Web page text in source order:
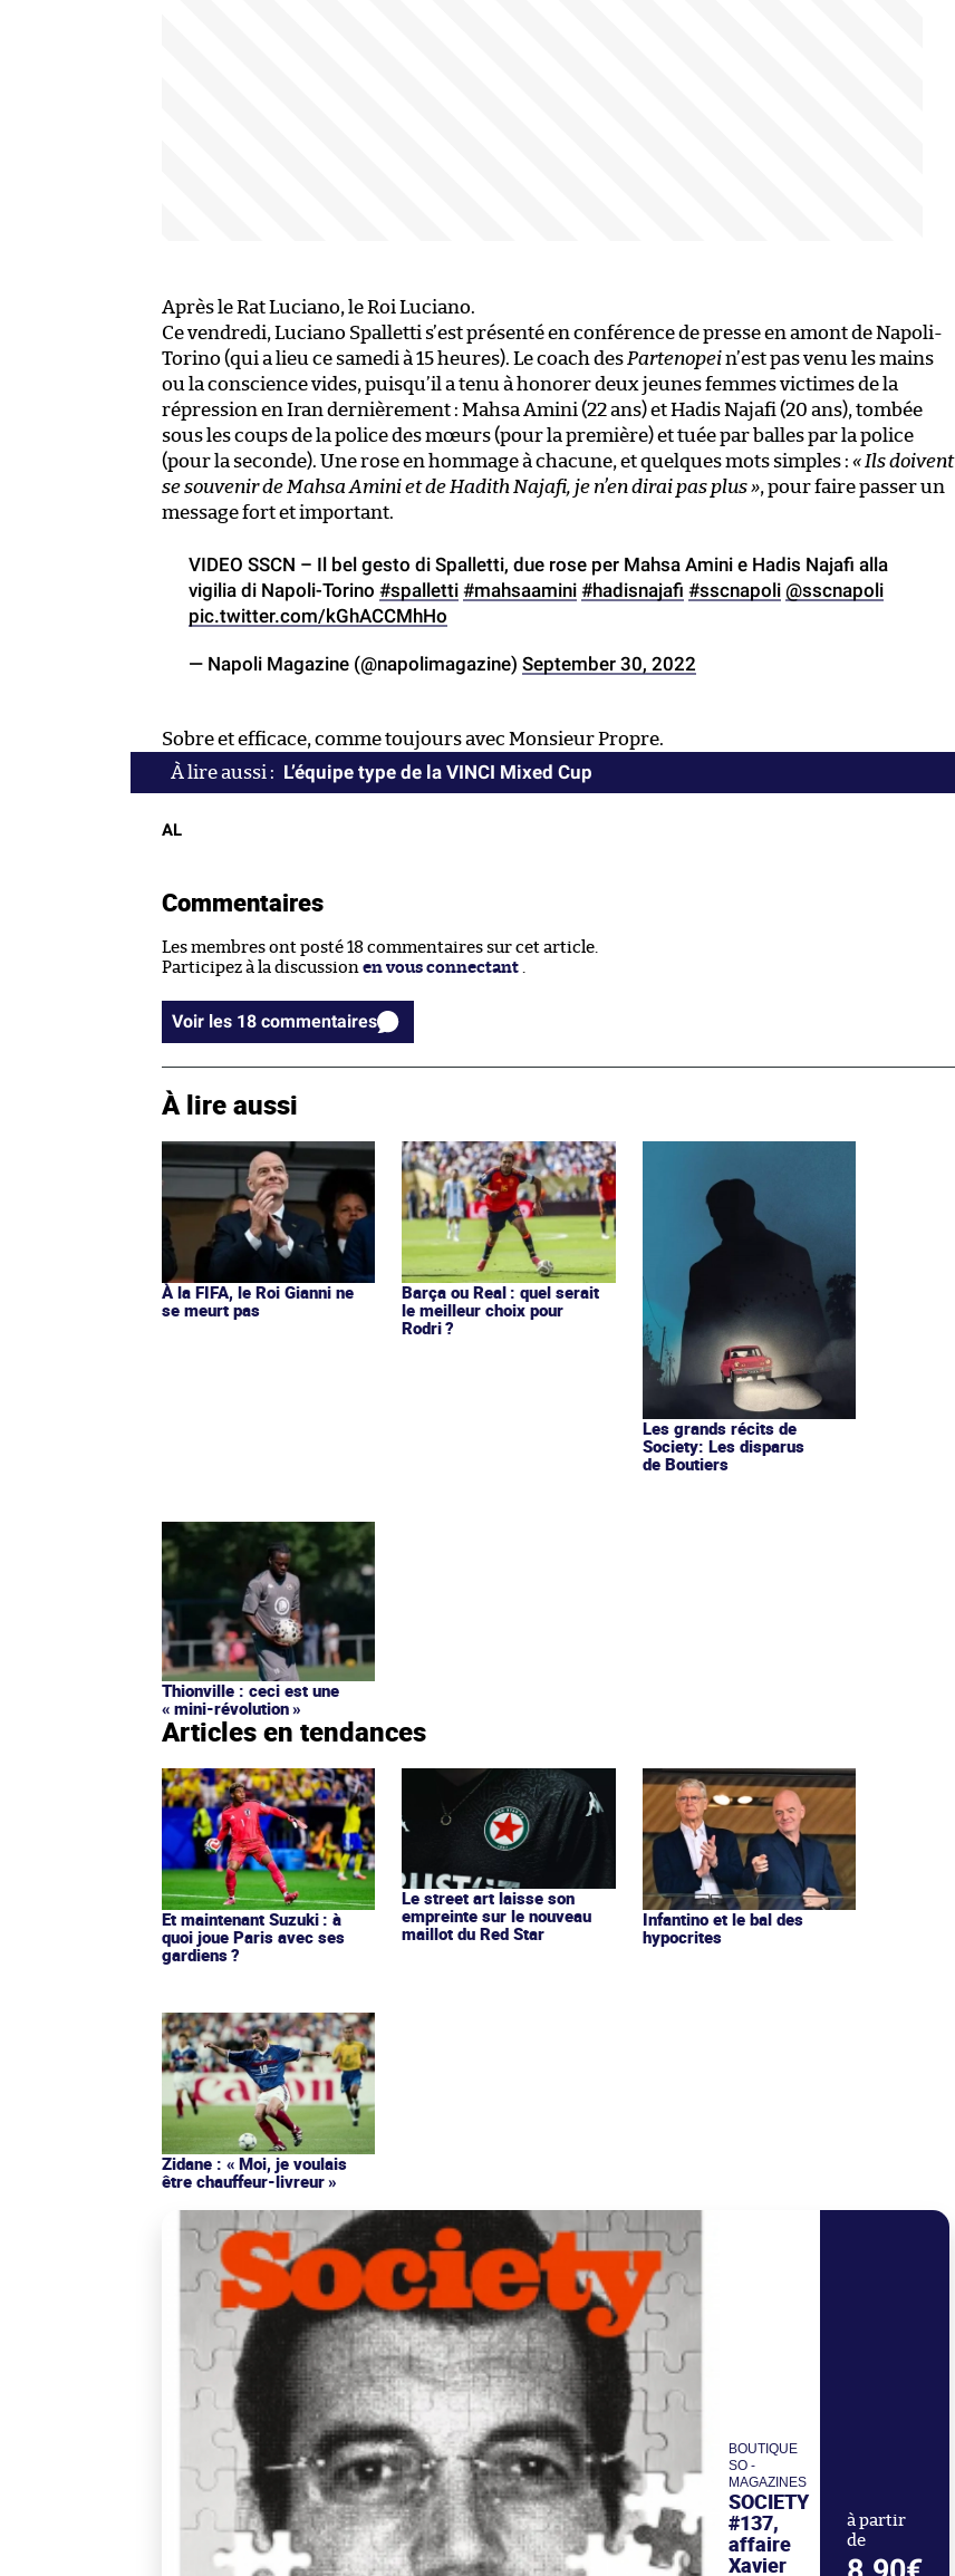
Après le Rat Luciano, le Roi Luciano.
Ce vendredi, Luciano Spalletti s’est présenté en conférence de presse en amont de Napoli-
Torino (qui a lieu ce samedi à 15 heures). Le coach des Partenopein’est pas venu les mains
ou la conscience vides, puisqu’il a tenu à honorer deux jeunes femmes victimes de la
répression en Iran dernièrement : Mahsa Amini (22 ans) et Hadis Najafi (20 ans), tombée
sous les coups de la police des mœurs (pour la première) et tuée par balles par la police
(pour la seconde). Une rose en hommage à chacune, et quelques mots simples : « Ils doivent
se souvenir de Mahsa Amini et de Hadith Najafi, je n’en dirai pas plus », pour faire passer un
message fort et important.
VIDEO SSCN – Il bel gesto di Spalletti, due rose per Mahsa Amini e Hadis Najafi alla
vigilia di Napoli-Torino #spalletti #mahsaamini #hadisnajafi #sscnapoli @sscnapoli
pic.twitter.com/kGhACCMhHo
— Napoli Magazine (@napolimagazine) September 30, 2022
Sobre et efficace, comme toujours avec Monsieur Propre.
L’équipe type de la VINCI Mixed Cup
AL
Commentaires
Les membres ont posté 18 commentaires sur cet article.
Participez à la discussion en vous connectant .
Voir les 18 commentaires
À lire aussi
À la FIFA, le Roi Gianni ne
se meurt pas
Barça ou Real : quel serait
le meilleur choix pour
Rodri ?
Les grands récits de
Society: Les disparus
de Boutiers
Thionville : ceci est une
« mini-révolution »
Articles en tendances
Et maintenant Suzuki : à
quoi joue Paris avec ses
gardiens ?
Le street art laisse son
empreinte sur le nouveau
maillot du Red Star
Infantino et le bal des
hypocrites
Zidane : « Moi, je voulais
être chauffeur-livreur »
BOUTIQUE
SO -
MAGAZINES
SOCIETY
#137,
affaire
Xavier
à partir
de